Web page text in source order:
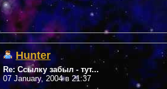
Hunter
Re: Ссылку забыл - тут...
07 January, 2004 в 21:37